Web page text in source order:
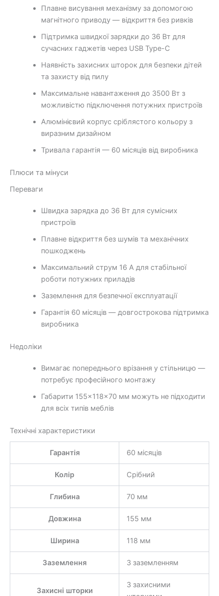
Плавне висування механізму за допомогою
магнітного приводу — відкриття без ривків
Підтримка швидкої зарядки до 36 Вт для
сучасних гаджетів через USB Type-C
Наявність захисних шторок для безпеки дітей
та захисту від пилу
Максимальне навантаження до 3500 Вт з
можливістю підключення потужних пристроїв
Алюмінієвий корпус сріблястого кольору з
виразним дизайном
Тривала гарантія — 60 місяців від виробника
Плюси та мінуси
Переваги
Швидка зарядка до 36 Вт для сумісних
пристроїв
Плавне відкриття без шумів та механічних
пошкоджень
Максимальний струм 16 А для стабільної
роботи потужних приладів
Заземлення для безпечної експлуатації
Гарантія 60 місяців — довгострокова підтримка
виробника
Недоліки
Вимагає попереднього врізання у стільницю —
потребує професійного монтажу
Габарити 155×118×70 мм можуть не підходити
для всіх типів меблів
Технічні характеристики
Гарантія 60 місяців
Колір Срібний
Глибина 70 мм
Довжина 155 мм
Ширина 118 мм
Заземлення З заземленням
Захисні шторки
З захисними